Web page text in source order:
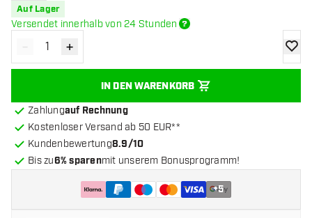
Auf Lager
Versendet innerhalb von 24 Stunden
Menge verringern
- Menge erhöhen
+
IN DEN WARENKORB
Zur
Zahlungauf Rechnung
Kostenloser Versand ab 50 EUR**
Kundenbewertung8.9/10
Bis zu6% sparenmit unserem Bonusprogramm!
+5